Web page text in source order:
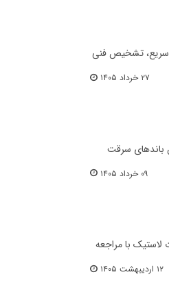
سریع، تشخیص فنی
۲۷ خرداد ۱۴۰۵
باندهای سرقت
۰۹ خرداد ۱۴۰۵
لاستیک با مراجعه
۱۲ اردیبهشت ۱۴۰۵